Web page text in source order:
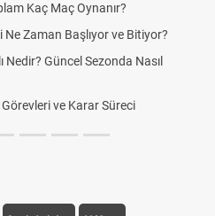
Bitiyor?
Nasıl
Skor Ne Demek?
Futbol Nasıl
Deplasman Golü
DGS Sonuçları